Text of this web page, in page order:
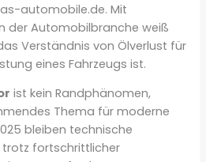
automobile.de. Mit
der Automobilbranche weiß
Verständnis von Ölverlust für
eines Fahrzeugs ist.
ist kein Randphänomen,
Thema für moderne
bleiben technische
trotz fortschrittlicher